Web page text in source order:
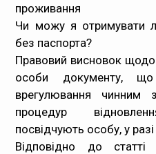
проживання
Чи можу я отримувати
без паспорта?
Правовий висновок щодо
особи документу,
врегулювання чинним
процедур
посвідчують особу, у разі
Відповідно до статті